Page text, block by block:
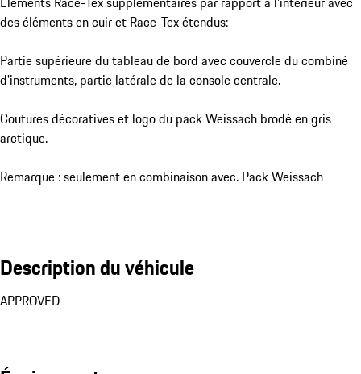
des éléments en cuir et Race-Tex étendus:
Partie supérieure du tableau de bord avec couvercle du combiné
d'instruments, partie latérale de la console centrale.
Coutures décoratives et logo du pack Weissach brodé en gris
arctique.
Remarque : seulement en combinaison avec. Pack Weissach
Description du véhicule
APPROVED